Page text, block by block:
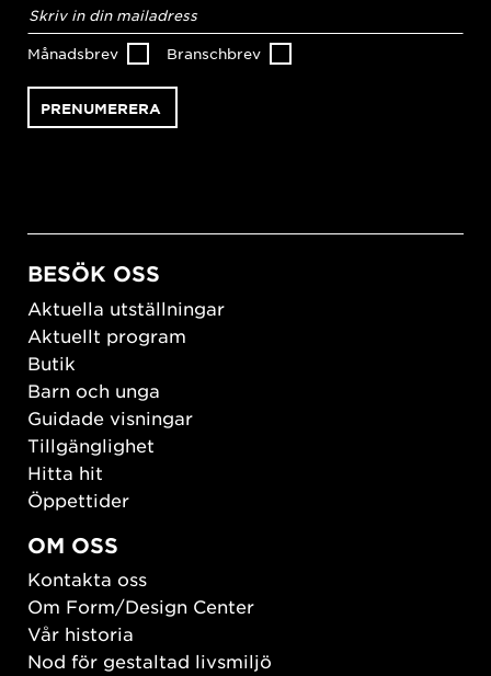
postadress*
Månadsbrev Branschbrev
BESÖK OSS
Aktuella utställningar
Aktuellt program
Butik
Barn och unga
Guidade visningar
Tillgänglighet
Hitta hit
Öppettider
OM OSS
Kontakta oss
Om Form/Design Center
Vår historia
Nod för gestaltad livsmiljö